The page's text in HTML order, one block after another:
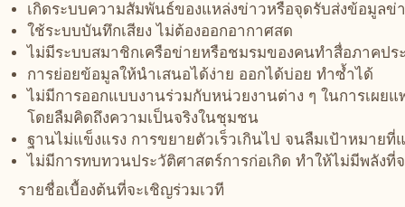
เกิดระบบความสัมพันธ์ของแหล่งข่าวหรือจุดรับส่งข้อมูลข่
ใช้ระบบบันทึกเสียง ไม่ต้องออกอากาศสด
ไม่มีระบบสมาชิกเครือข่ายหรือชมรมของคนทำสื่อภาคป
การย่อยข้อมูลให้นำเสนอได้ง่าย ออกได้บ่อย ทำซ้ำได้
ไม่มีการออกแบบงานร่วมกับหน่วยงานต่าง ๆ ในการเผย
โดยลืมคิดถึงความเป็นจริงในชุมชน
ฐานไม่แข็งแรง การขยายตัวเร็วเกินไป จนลืมเป้าหมาย
ไม่มีการทบทวนประวัติศาสตร์การก่อเกิด ทำให้ไม่มีพลังที่
รายชื่อเบื้องต้นที่จะเชิญร่วมเวที